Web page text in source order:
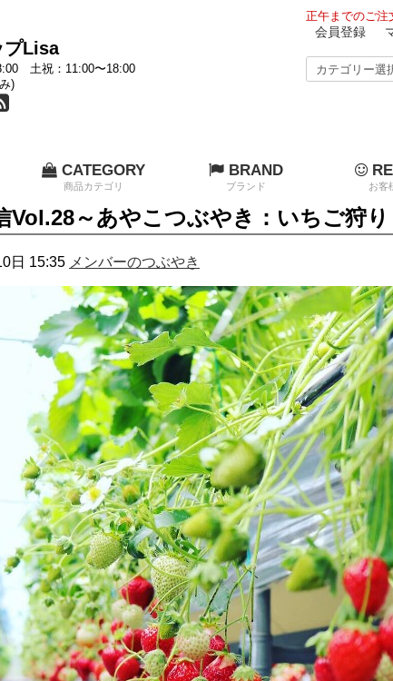
正午までのご
会員登録
プLisa
土祝：11:00〜18:00
)
CATEGORY
商品カテゴリ
BRAND
ブランド お客
Vol.28～あやこつぶやき：いちご狩
日 15:35 メンバーのつぶやき